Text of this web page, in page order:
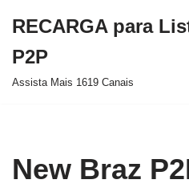
para
o
RECARGA para
P2P
Assista Mais 1619 Canais
New Braz